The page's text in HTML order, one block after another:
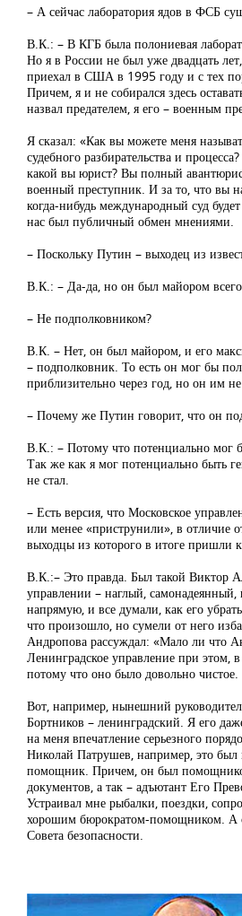
– А сейчас лаборатория ядов в ФСБ
В.К.: – В КГБ была полониевая
Но я в России не был уже двадцать
приехал в США в 1995 году и с тех
Причем, я и не собирался здесь
назвал предателем, я его – военным
Я сказал: «Как вы можете меня
судебного разбирательства и
какой вы юрист? Вы полный
военный преступник. И за то, что вы
когда-нибудь международный суд
нас был публичный обмен мнениями.
– Поскольку Путин – выходец из
В.К.: – Да-да, но он был майором
– Не подполковником?
В.К. – Нет, он был майором, и его
– подполковник. То есть он мог бы
приблизительно через год, но он им не
– Почему же Путин говорит, что он
В.К.: – Потому что потенциально мог
Так же как я мог потенциально быть
не стал.
– Есть версия, что Московское
или менее «приструнили», в отличие
выходцы из которого в итоге пришли
В.К.:– Это правда. Был такой Виктор
управлении – наглый,
напрямую, и все думали, как его
что произошло, но сумели от него
Андропова рассуждал: «Мало ли что
Ленинградское управление при этом,
потому что оно было довольно чистое.
Вот, например, нынешний
Бортников – ленинградский. Я его
на меня впечатление серьезного
Николай Патрушев, например, это
помощник. Причем, он был
документов, а так – адъютант Его
Устраивал мне рыбалки, поездки,
хорошим бюрократом-помощником. А
Совета безопасности.